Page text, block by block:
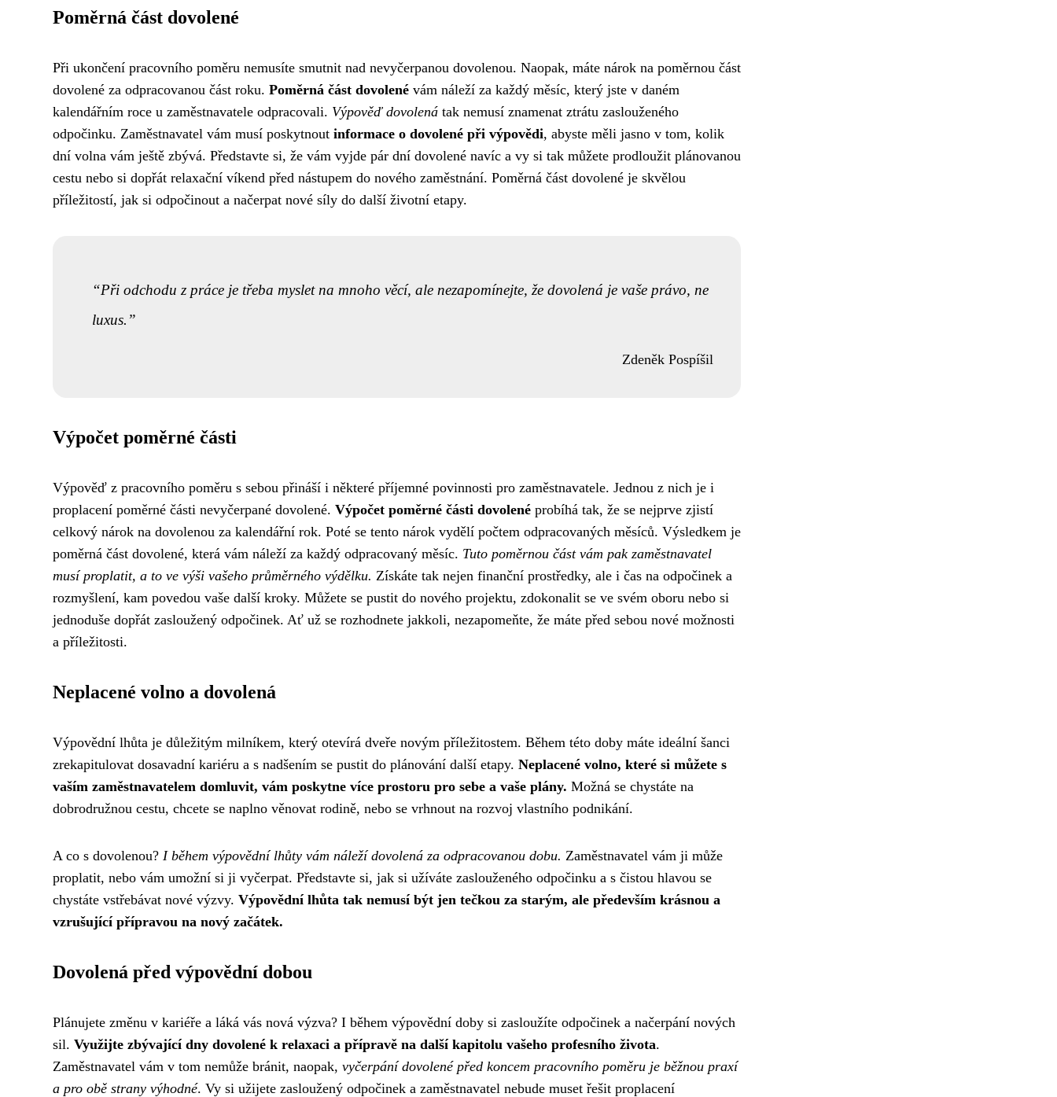
Poměrná část dovolené
Při ukončení pracovního poměru nemusíte smutnit nad nevyčerpanou dovolenou. Naopak, máte nárok na poměrnou část
dovolené za odpracovanou část roku. Poměrná část dovolené vám náleží za každý měsíc, který jste v daném
kalendářním roce u zaměstnavatele odpracovali. Výpověď dovolená tak nemusí znamenat ztrátu zaslouženého
odpočinku. Zaměstnavatel vám musí poskytnout informace o dovolené při výpovědi, abyste měli jasno v tom, kolik
dní volna vám ještě zbývá. Představte si, že vám vyjde pár dní dovolené navíc a vy si tak můžete prodloužit plánovanou
cestu nebo si dopřát relaxační víkend před nástupem do nového zaměstnání. Poměrná část dovolené je skvělou
příležitostí, jak si odpočinout a načerpat nové síly do další životní etapy.
Při odchodu z práce je třeba myslet na mnoho věcí, ale nezapomínejte, že dovolená je vaše právo, ne
luxus.
Zdeněk Pospíšil
Výpočet poměrné části
Výpověď z pracovního poměru s sebou přináší i některé příjemné povinnosti pro zaměstnavatele. Jednou z nich je i
proplacení poměrné části nevyčerpané dovolené. Výpočet poměrné části dovolené probíhá tak, že se nejprve zjistí
celkový nárok na dovolenou za kalendářní rok. Poté se tento nárok vydělí počtem odpracovaných měsíců. Výsledkem je
poměrná část dovolené, která vám náleží za každý odpracovaný měsíc. Tuto poměrnou část vám pak zaměstnavatel
musí proplatit, a to ve výši vašeho průměrného výdělku. Získáte tak nejen finanční prostředky, ale i čas na odpočinek a
rozmyšlení, kam povedou vaše další kroky. Můžete se pustit do nového projektu, zdokonalit se ve svém oboru nebo si
jednoduše dopřát zasloužený odpočinek. Ať už se rozhodnete jakkoli, nezapomeňte, že máte před sebou nové možnosti
a příležitosti.
Neplacené volno a dovolená
Výpovědní lhůta je důležitým milníkem, který otevírá dveře novým příležitostem. Během této doby máte ideální šanci
zrekapitulovat dosavadní kariéru a s nadšením se pustit do plánování další etapy. Neplacené volno, které si můžete s
vaším zaměstnavatelem domluvit, vám poskytne více prostoru pro sebe a vaše plány. Možná se chystáte na
dobrodružnou cestu, chcete se naplno věnovat rodině, nebo se vrhnout na rozvoj vlastního podnikání.
A co s dovolenou? I během výpovědní lhůty vám náleží dovolená za odpracovanou dobu. Zaměstnavatel vám ji může
proplatit, nebo vám umožní si ji vyčerpat. Představte si, jak si užíváte zaslouženého odpočinku a s čistou hlavou se
chystáte vstřebávat nové výzvy. Výpovědní lhůta tak nemusí být jen tečkou za starým, ale především krásnou a
vzrušující přípravou na nový začátek.
Dovolená před výpovědní dobou
Plánujete změnu v kariéře a láká vás nová výzva? I během výpovědní doby si zasloužíte odpočinek a načerpání nových
sil. Využijte zbývající dny dovolené k relaxaci a přípravě na další kapitolu vašeho profesního života.
Zaměstnavatel vám v tom nemůže bránit, naopak, vyčerpání dovolené před koncem pracovního poměru je běžnou praxí
a pro obě strany výhodné. Vy si užijete zasloužený odpočinek a zaměstnavatel nebude muset řešit proplacení